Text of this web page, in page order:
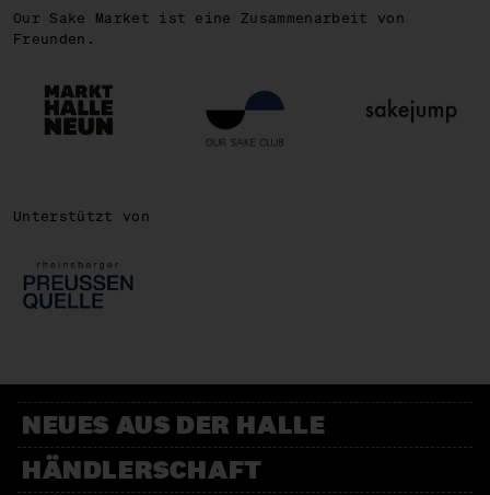
Our Sake Market ist eine Zusammenarbeit von
Freunden.
Unterstützt von
NEUES AUS DER HALLE
HÄNDLERSCHAFT